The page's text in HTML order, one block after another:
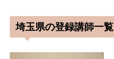
埼玉県の登録講師一覧